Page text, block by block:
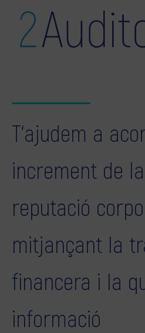
T‘ajudem a
increment de
reputació
mitjançant la
financera i la
informació